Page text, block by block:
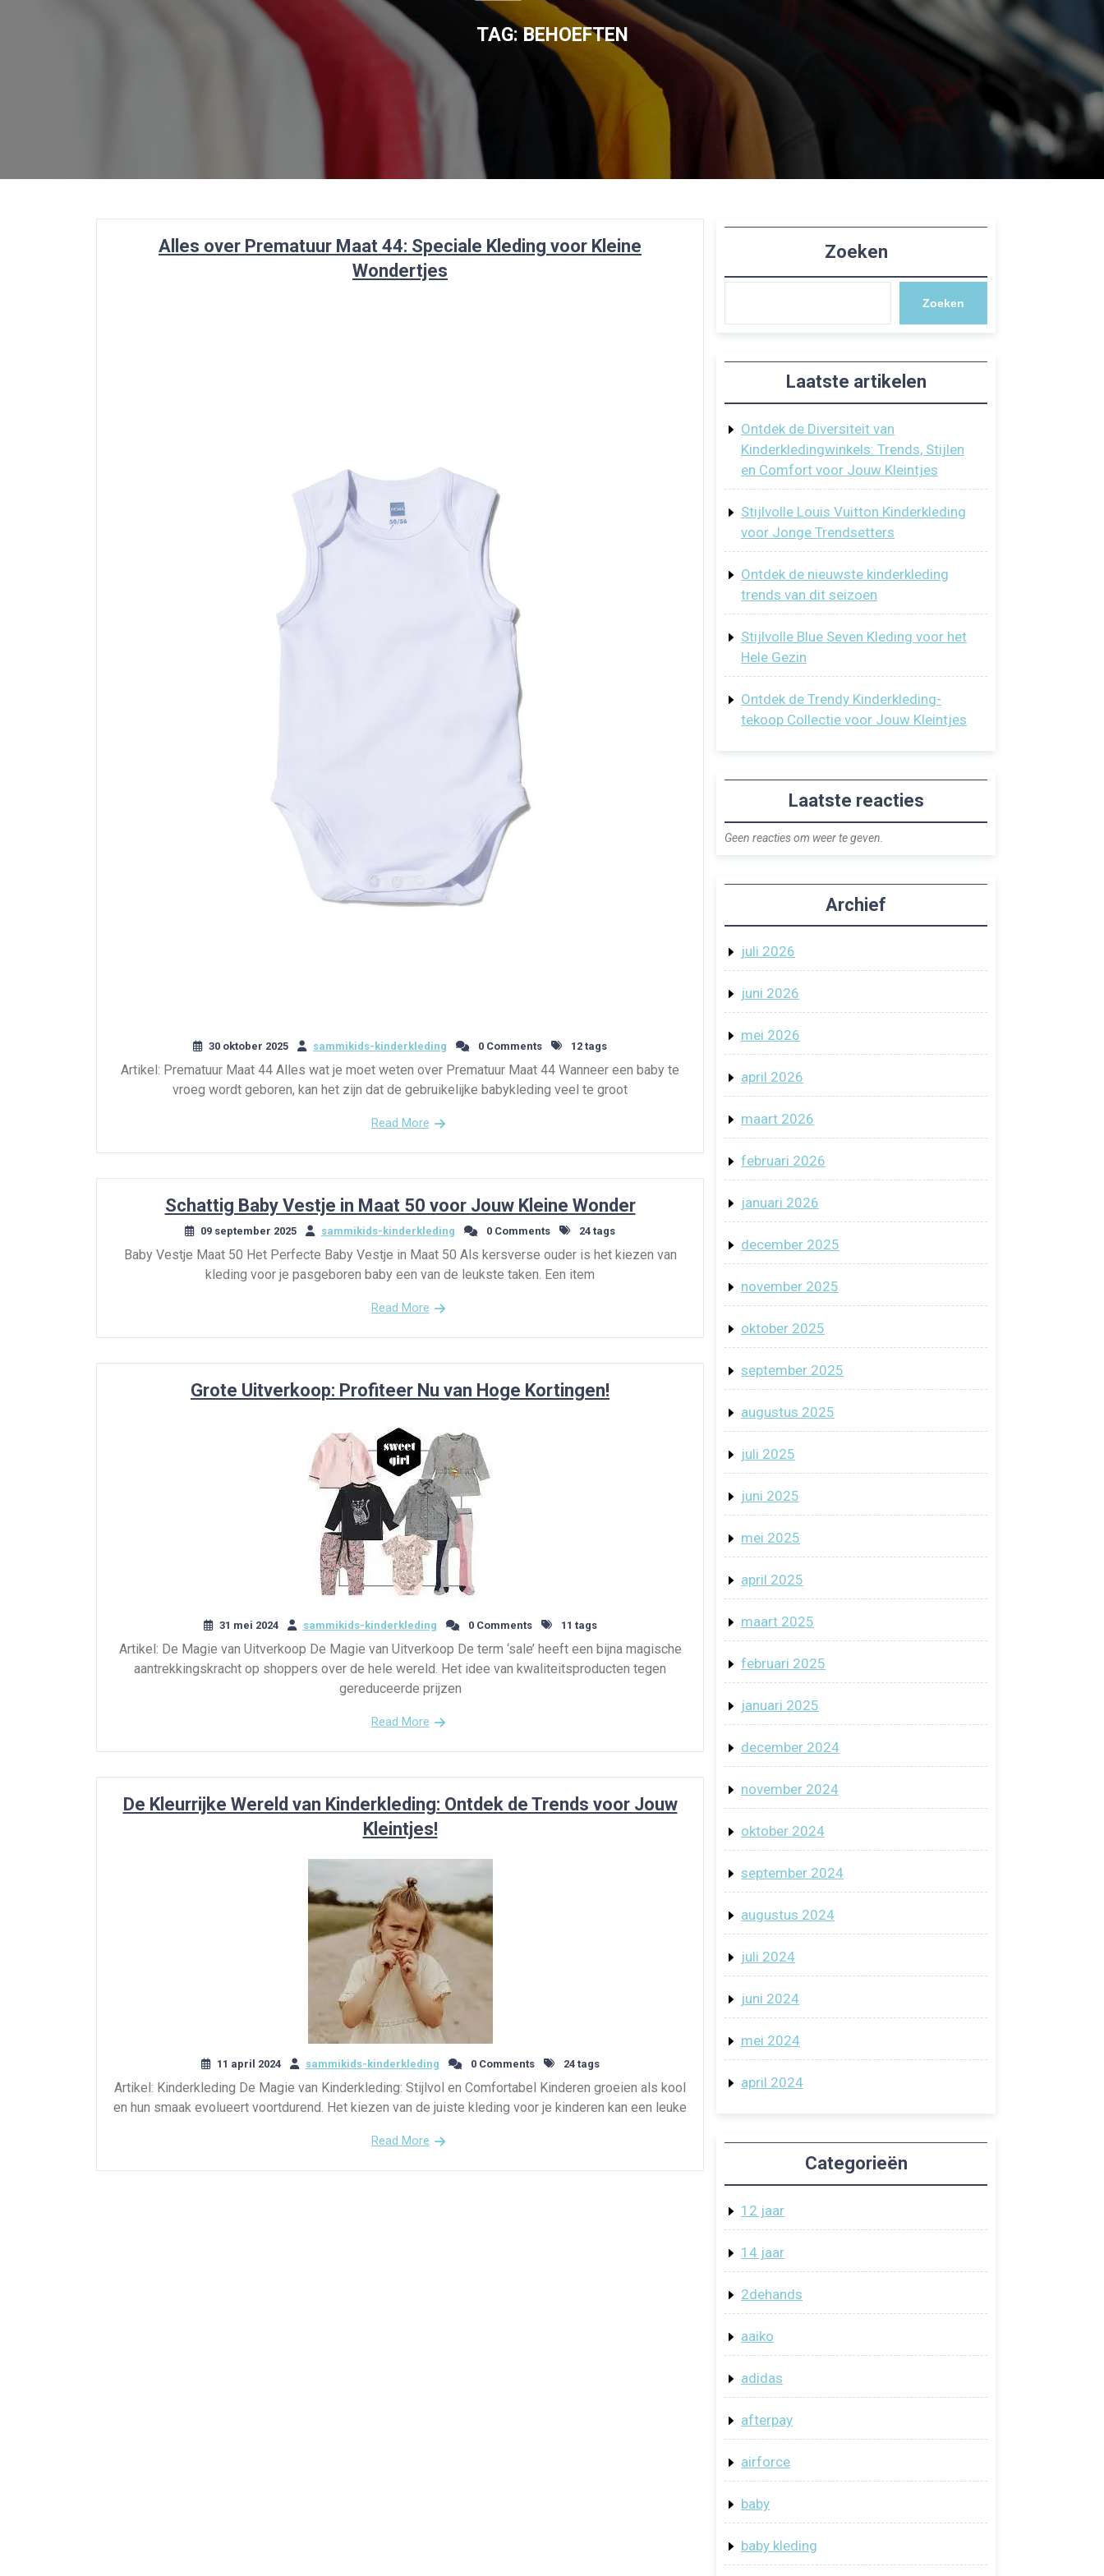
TAG:BEHOEFTEN
Alles over Prematuur Maat 44: Speciale Kleding voor Kleine
Wondertjes
30 oktober 2025 sammikids-kinderkleding 0 Comments 12 tags
Artikel: Prematuur Maat 44 Alles wat je moet weten over Prematuur Maat 44 Wanneer een baby te
vroeg wordt geboren, kan het zijn dat de gebruikelijke babykleding veel te groot
Read More
Schattig Baby Vestje in Maat 50 voor Jouw Kleine Wonder
09 september 2025 sammikids-kinderkleding 0 Comments 24 tags
Baby Vestje Maat 50 Het Perfecte Baby Vestje in Maat 50 Als kersverse ouder is het kiezen van
kleding voor je pasgeboren baby een van de leukste taken. Een item
Read More
Grote Uitverkoop: Profiteer Nu van Hoge Kortingen!
31 mei 2024 sammikids-kinderkleding 0 Comments 11 tags
Artikel: De Magie van Uitverkoop De Magie van Uitverkoop De term ‘sale’ heeft een bijna magische
aantrekkingskracht op shoppers over de hele wereld. Het idee van kwaliteitsproducten tegen
gereduceerde prijzen
Read More
De Kleurrijke Wereld van Kinderkleding: Ontdek de Trends voor Jouw
Kleintjes!
11 april 2024 sammikids-kinderkleding 0 Comments 24 tags
Artikel: Kinderkleding De Magie van Kinderkleding: Stijlvol en Comfortabel Kinderen groeien als kool
en hun smaak evolueert voortdurend. Het kiezen van de juiste kleding voor je kinderen kan een leuke
Read More
Zoeken
Zoeken
Laatste artikelen
Ontdek de Diversiteit van
Kinderkledingwinkels: Trends, Stijlen
en Comfort voor Jouw Kleintjes
Stijlvolle Louis Vuitton Kinderkleding
voor Jonge Trendsetters
Ontdek de nieuwste kinderkleding
trends van dit seizoen
Stijlvolle Blue Seven Kleding voor het
Hele Gezin
Ontdek de Trendy Kinderkleding-
tekoop Collectie voor Jouw Kleintjes
Laatste reacties
Geen reacties om weer te geven.
Archief
juli 2026
juni 2026
mei 2026
april 2026
maart 2026
februari 2026
januari 2026
december 2025
november 2025
oktober 2025
september 2025
augustus 2025
juli 2025
juni 2025
mei 2025
april 2025
maart 2025
februari 2025
januari 2025
december 2024
november 2024
oktober 2024
september 2024
augustus 2024
juli 2024
juni 2024
mei 2024
april 2024
Categorieën
12 jaar
14 jaar
2dehands
aaiko
adidas
afterpay
airforce
baby
baby kleding